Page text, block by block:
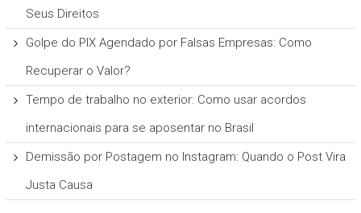
Seus Direitos
Golpe do PIX Agendado por Falsas Empresas: Como
Recuperar o Valor?
Tempo de trabalho no exterior: Como usar acordos
internacionais para se aposentar no Brasil
Demissão por Postagem no Instagram: Quando o Post Vira
Justa Causa